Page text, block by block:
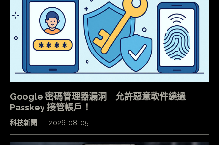
Google 密碼管理器漏洞 允許惡意軟件繞過
Passkey 接管帳戶！
科技新聞 2026-08-05